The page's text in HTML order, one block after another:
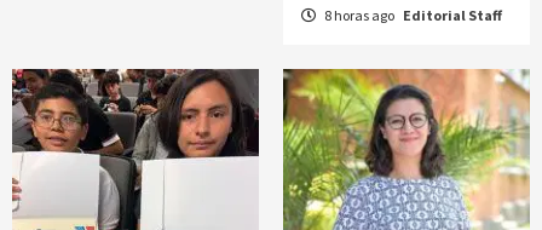
8 horas ago Editorial Staff